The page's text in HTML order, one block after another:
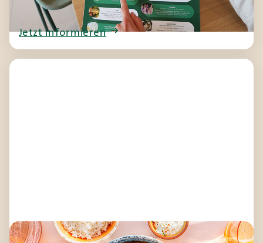
Jetzt informieren
Zertifizierte Speisekomponenten